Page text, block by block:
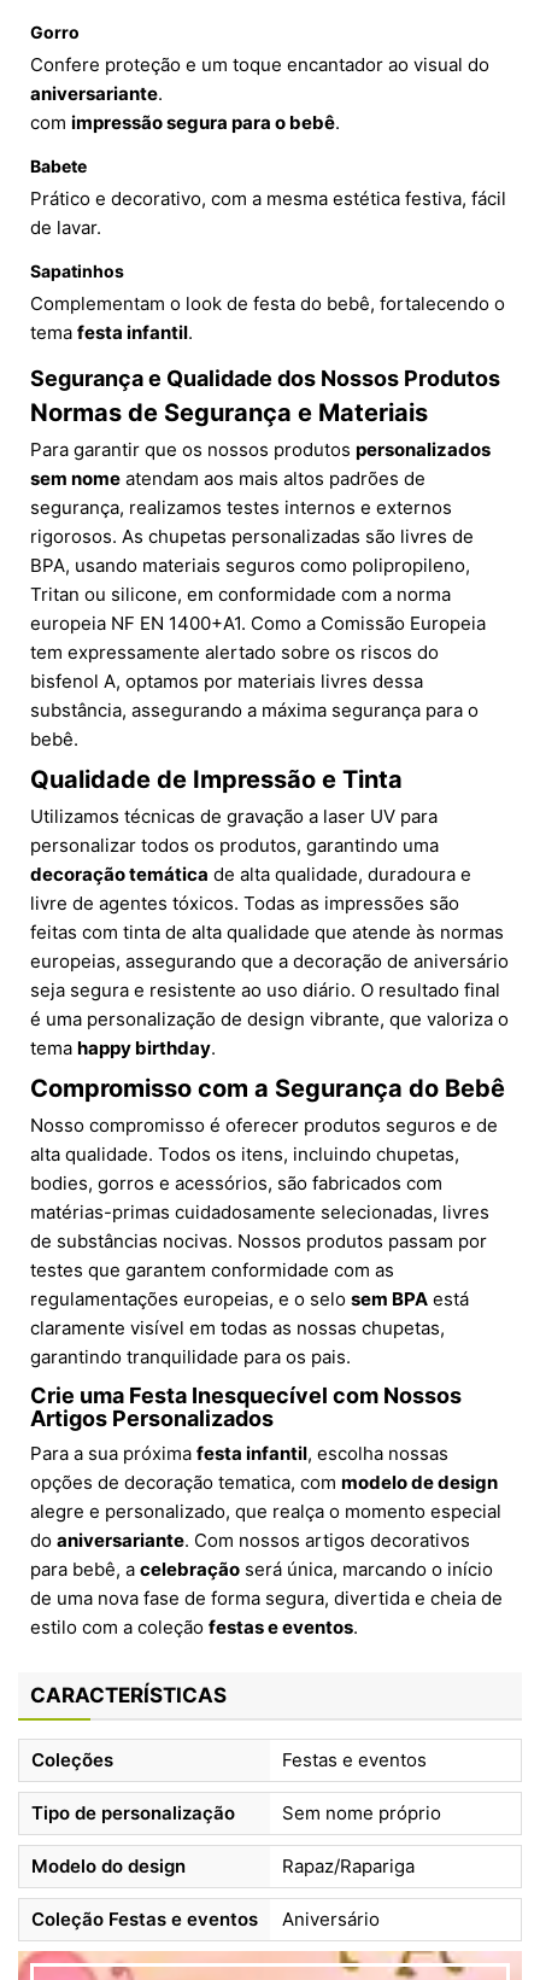
Gorro
Confere proteção e um toque encantador ao visual do
aniversariante.
com impressão segura para o bebê.
Babete
Prático e decorativo, com a mesma estética festiva, fácil
de lavar.
Sapatinhos
Complementam o look de festa do bebê, fortalecendo o
tema festa infantil.
Segurança e Qualidade dos Nossos Produtos
Normas de Segurança e Materiais
Para garantir que os nossos produtos personalizados
sem nome atendam aos mais altos padrões de
segurança, realizamos testes internos e externos
rigorosos. As chupetas personalizadas são livres de
BPA, usando materiais seguros como polipropileno,
Tritan ou silicone, em conformidade com a norma
europeia NF EN 1400+A1. Como a Comissão Europeia
tem expressamente alertado sobre os riscos do
bisfenol A, optamos por materiais livres dessa
substância, assegurando a máxima segurança para o
bebê.
Qualidade de Impressão e Tinta
Utilizamos técnicas de gravação a laser UV para
personalizar todos os produtos, garantindo uma
decoração temática de alta qualidade, duradoura e
livre de agentes tóxicos. Todas as impressões são
feitas com tinta de alta qualidade que atende às normas
europeias, assegurando que a decoração de aniversário
seja segura e resistente ao uso diário. O resultado final
é uma personalização de design vibrante, que valoriza o
tema happy birthday.
Compromisso com a Segurança do Bebê
Nosso compromisso é oferecer produtos seguros e de
alta qualidade. Todos os itens, incluindo chupetas,
bodies, gorros e acessórios, são fabricados com
matérias-primas cuidadosamente selecionadas, livres
de substâncias nocivas. Nossos produtos passam por
testes que garantem conformidade com as
regulamentações europeias, e o selo sem BPA está
claramente visível em todas as nossas chupetas,
garantindo tranquilidade para os pais.
Crie uma Festa Inesquecível com Nossos
Artigos Personalizados
Para a sua próxima festa infantil, escolha nossas
opções de decoração tematica, com modelo de design
alegre e personalizado, que realça o momento especial
do aniversariante. Com nossos artigos decorativos
para bebê, a celebração será única, marcando o início
de uma nova fase de forma segura, divertida e cheia de
estilo com a coleção festas e eventos.
CARACTERÍSTICAS
Coleções Festas e eventos
Tipo de personalização Sem nome próprio
Modelo do design Rapaz/Rapariga
Coleção Festas e eventos Aniversário